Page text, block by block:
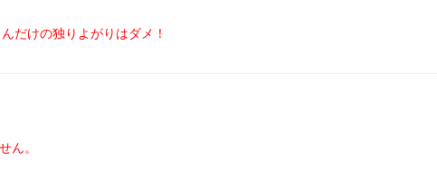
だけの独りよがりはダメ！
ん。